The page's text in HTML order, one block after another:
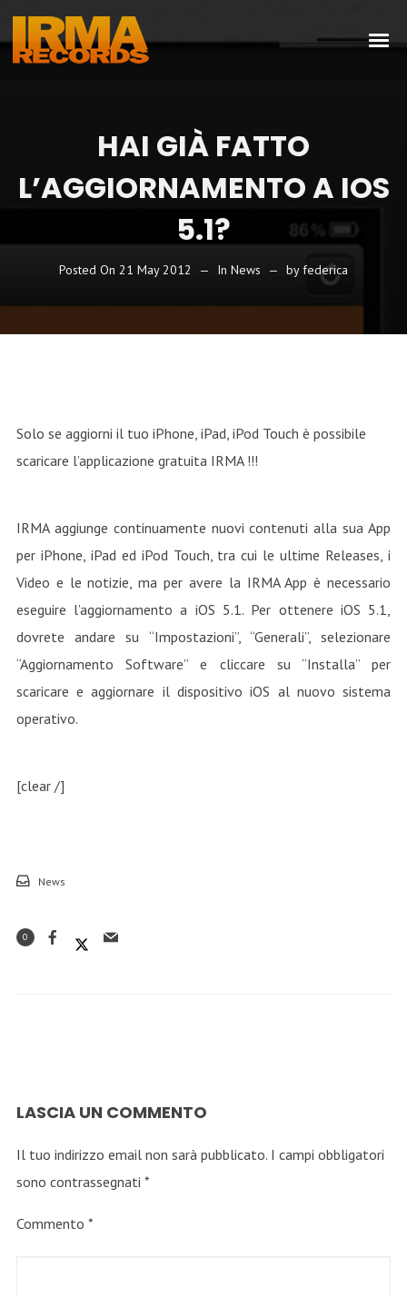
HAI GIÀ FATTO
L’AGGIORNAMENTO A IOS
5.1?
Posted On 21 May 2012 In News byfederica
Solo se aggiorni il tuo iPhone, iPad, iPod Touch è possibile
scaricare l’applicazione gratuita IRMA !!!
IRMA aggiunge continuamente nuovi contenuti alla sua App
per iPhone, iPad ed iPod Touch, tra cui le ultime Releases, i
Video e le notizie, ma per avere la IRMA App è necessario
eseguire l’aggiornamento a iOS 5.1. Per ottenere iOS 5.1,
dovrete andare su “Impostazioni”, “Generali”, selezionare
“Aggiornamento Software” e cliccare su “Installa” per
scaricare e aggiornare il dispositivo iOS al nuovo sistema
operativo.
[clear /]
News
0
LASCIA UN COMMENTO
Il tuo indirizzo email non sarà pubblicato. I campi obbligatori
sono contrassegnati *
Commento *